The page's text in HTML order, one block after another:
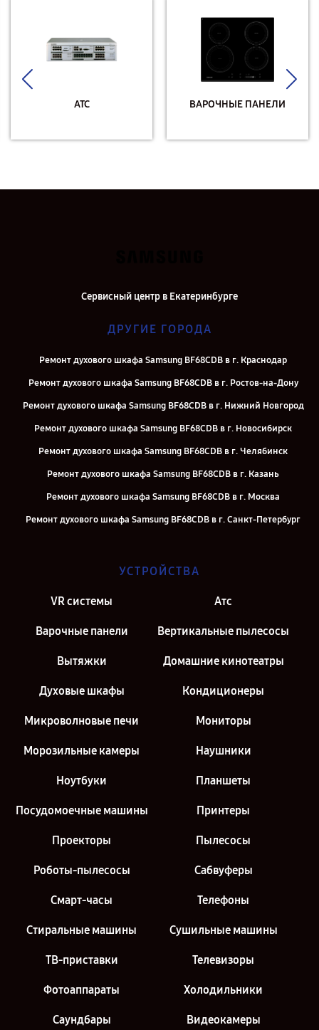
АТС ВАРОЧНЫЕ ПАНЕЛИ
Сервисный центр в Екатеринбурге
ДРУГИЕ ГОРОДА
Ремонт духового шкафа Samsung BF68CDB в г. Краснодар
Ремонт духового шкафа Samsung BF68CDB в г. Ростов-на-Дону
Ремонт духового шкафа Samsung BF68CDB в г. Нижний Новгород
Ремонт духового шкафа Samsung BF68CDB в г. Новосибирск
Ремонт духового шкафа Samsung BF68CDB в г. Челябинск
Ремонт духового шкафа Samsung BF68CDB в г. Казань
Ремонт духового шкафа Samsung BF68CDB в г. Москва
Ремонт духового шкафа Samsung BF68CDB в г. Санкт-Петербург
УСТРОЙСТВА
VR системы Атс
Варочные панели Вертикальные пылесосы
Вытяжки Домашние кинотеатры
Духовые шкафы Кондиционеры
Микроволновые печи Мониторы
Морозильные камеры Наушники
Ноутбуки Планшеты
Посудомоечные машины Принтеры
Проекторы Пылесосы
Роботы-пылесосы Сабвуферы
Смарт-часы Телефоны
Стиральные машины Сушильные машины
ТВ-приставки Телевизоры
Фотоаппараты Холодильники
Саундбары Видеокамеры